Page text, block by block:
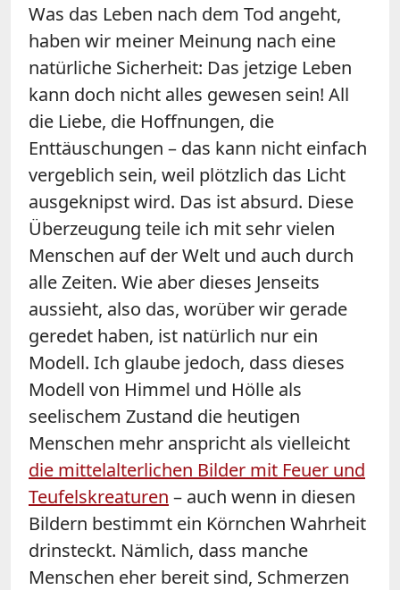
Was das Leben nach dem Tod angeht,
haben wir meiner Meinung nach eine
natürliche Sicherheit: Das jetzige Leben
kann doch nicht alles gewesen sein! All
die Liebe, die Hoffnungen, die
Enttäuschungen – das kann nicht einfach
vergeblich sein, weil plötzlich das Licht
ausgeknipst wird. Das ist absurd. Diese
Überzeugung teile ich mit sehr vielen
Menschen auf der Welt und auch durch
alle Zeiten. Wie aber dieses Jenseits
aussieht, also das, worüber wir gerade
geredet haben, ist natürlich nur ein
Modell. Ich glaube jedoch, dass dieses
Modell von Himmel und Hölle als
seelischem Zustand die heutigen
Menschen mehr anspricht als vielleicht
die mittelalterlichen Bilder mit Feuer und
Teufelskreaturen – auch wenn in diesen
Bildern bestimmt ein Körnchen Wahrheit
drinsteckt. Nämlich, dass manche
Menschen eher bereit sind, Schmerzen